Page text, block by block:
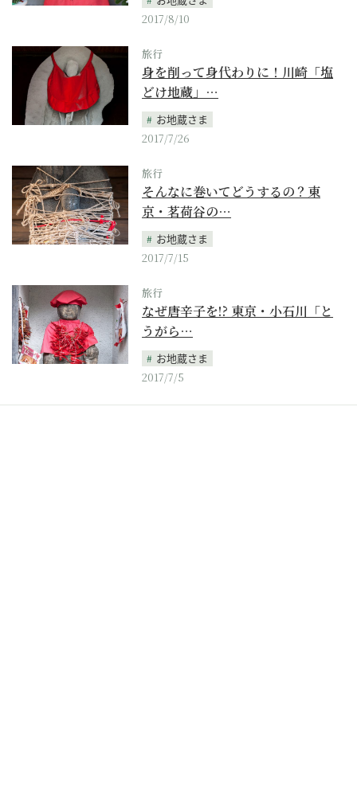
2017/8/10
旅行
身を削って身代わりに！川崎「塩
どけ地蔵」…
お地蔵さま
2017/7/26
旅行
そんなに巻いてどうするの？東
京・茗荷谷の…
お地蔵さま
2017/7/15
旅行
なぜ唐辛子を!? 東京・小石川「と
うがら…
お地蔵さま
2017/7/5